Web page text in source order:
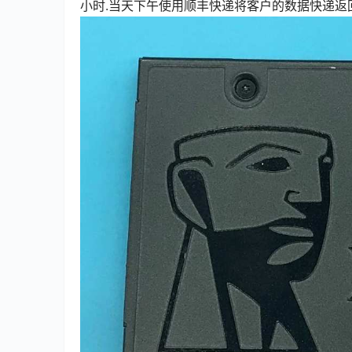
小时.当天下午使用顺丰快递将客户的数据快递返